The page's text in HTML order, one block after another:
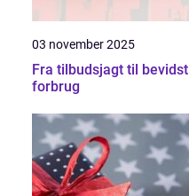
03 november 2025
Fra tilbudsjagt til bevidst
forbrug